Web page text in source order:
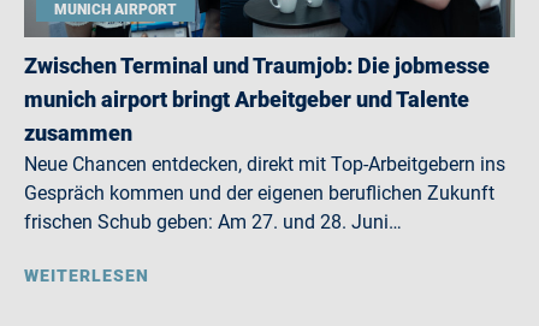
MUNICH AIRPORT
Zwischen Terminal und Traumjob: Die jobmesse
munich airport bringt Arbeitgeber und Talente
zusammen
Neue Chancen entdecken, direkt mit Top-Arbeitgebern ins
Gespräch kommen und der eigenen beruflichen Zukunft
frischen Schub geben: Am 27. und 28. Juni…
WEITERLESEN